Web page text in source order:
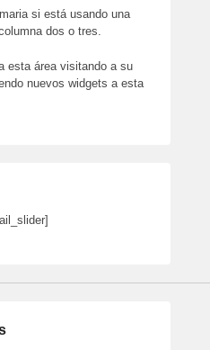
si está usando una
dos o tres.
esta área visitando a su
nuevos widgets a esta